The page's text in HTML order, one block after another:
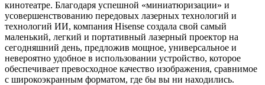
кинотеатре. Благодаря успешной «миниатюризации» и
усовершенствованию передовых лазерных технологий и
технологий ИИ, компания Hisense создала свой самый
маленький, легкий и портативный лазерный проектор на
сегодняшний день, предложив мощное, универсальное и
невероятно удобное в использовании устройство, которое
обеспечивает превосходное качество изображения, сравнимое
с широкоэкранным форматом, где бы вы ни находились.